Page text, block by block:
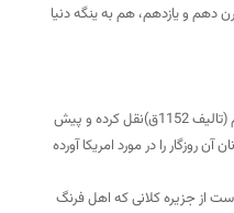
دهم و یازدهم، هم به ینگه دنیا
این بیت را لاله تیک چند بهار در بهار عجم (تالیف 1152ق)نقل کرده و پیش
روزگار را در مورد امریکا آورده
از جزیره کلانی که اهل فرنگ